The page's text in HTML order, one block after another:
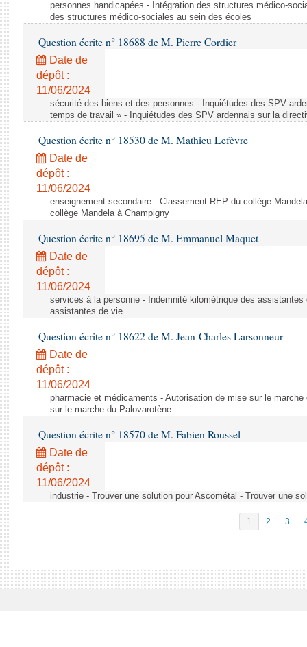
personnes handicapées - Intégration des structures médico-
des structures médico-sociales au sein des écoles
Question écrite n° 18688 de M. Pierre Cordier
Date de
dépôt :
11/06/2024
sécurité des biens et des personnes - Inquiétudes des SPV
temps de travail » - Inquiétudes des SPV ardennais sur la
Question écrite n° 18530 de M. Mathieu Lefèvre
Date de
dépôt :
11/06/2024
enseignement secondaire - Classement REP du collège
collège Mandela à Champigny
Question écrite n° 18695 de M. Emmanuel Maquet
Date de
dépôt :
11/06/2024
services à la personne - Indemnité kilométrique des
assistantes de vie
Question écrite n° 18622 de M. Jean-Charles Larsonneur
Date de
dépôt :
11/06/2024
pharmacie et médicaments - Autorisation de mise sur le
sur le marche du Palovarotène
Question écrite n° 18570 de M. Fabien Roussel
Date de
dépôt :
11/06/2024
industrie - Trouver une solution pour Ascométal - Trouver une
1 2 3